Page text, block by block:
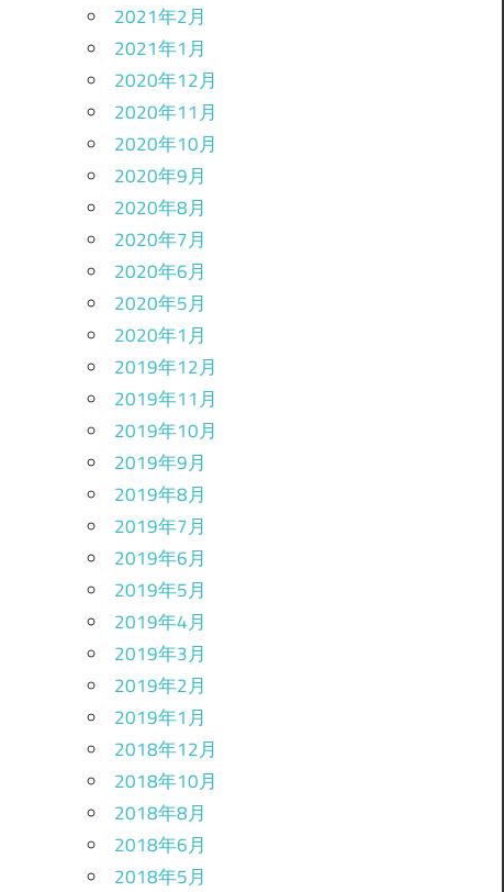
2021年2月
2021年1月
2020年12月
2020年11月
2020年10月
2020年9月
2020年8月
2020年7月
2020年6月
2020年5月
2020年1月
2019年12月
2019年11月
2019年10月
2019年9月
2019年8月
2019年7月
2019年6月
2019年5月
2019年4月
2019年3月
2019年2月
2019年1月
2018年12月
2018年10月
2018年8月
2018年6月
2018年5月